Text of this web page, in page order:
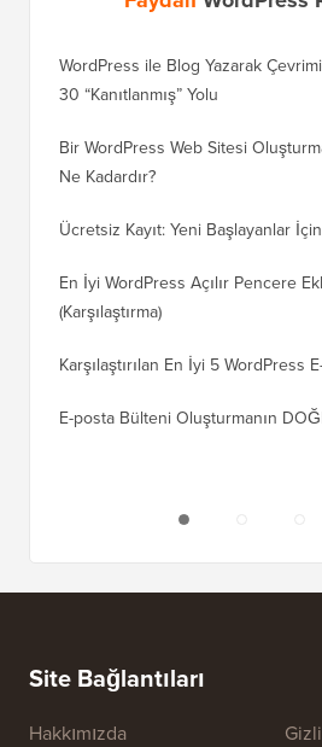
WordPress ile Blog Yazarak
30 “Kanıtlanmış” Yolu
Bir WordPress Web Sitesi
Ne Kadardır?
Ücretsiz Kayıt: Yeni Başlayanlar
En İyi WordPress Açılır Pencere
(Karşılaştırma)
Karşılaştırılan En İyi 5 WordPress
E-posta Bülteni Oluşturmanın
Site Bağlantıları
Hakkımızda